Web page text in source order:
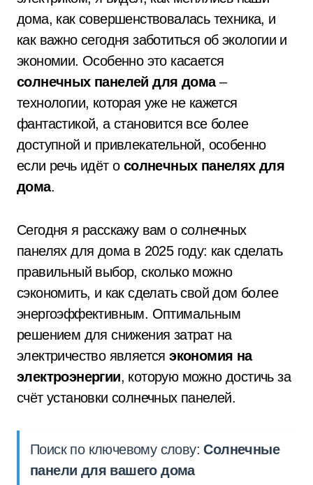
дома, как совершенствовалась техника, и
как важно сегодня заботиться об экологии и
экономии. Особенно это касается
солнечных панелей для дома–
технологии, которая уже не кажется
фантастикой, а становится все более
доступной и привлекательной, особенно
если речь идёт о солнечных панелях для
дома.
Сегодня я расскажу вам о солнечных
панелях для дома в 2025 году: как сделать
правильный выбор, сколько можно
сэкономить, и как сделать свой дом более
энергоэффективным. Оптимальным
решением для снижения затрат на
электричество являетсяэкономия на
электроэнергии, которую можно достичь за
счёт установки солнечных панелей.
Поиск по ключевому слову:Солнечные
панели для вашего дома